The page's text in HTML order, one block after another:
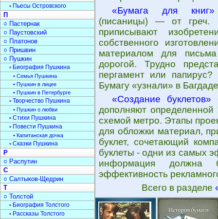
«Бумага для книг»
(писаницы) — от греч.
приписывают
собственного
материалом для
дорогой. Трудно
пергамент или
Бумагу «узнали» в
«Создание буклетов»
дополняют
схемой метро. Этапы
для обложки материал,
буклет, сочетающий
буклеты - одни из самых
информация должна
эффективность
Всего в разделе
▫ Пьесы Островского
П
○ Пастернак
○ Паустовский
○ Платонов
○ Пришвин
○ Пушкин
▫ Биография Пушкина
• Семья Пушкина
• Пушкин в лицее
• Пушкин в Петербурге
▫ Творчество Пушкина
• Пушкин о любви
▫ Стихи Пушкина
▫ Повести Пушкина
• Капитанская дочка
▫ Сказки Пушкина
Р
○ Распутин
С
○ Салтыков-Щедрин
Т
○ Толстой
▫ Биография Толстого
▫ Рассказы Толстого